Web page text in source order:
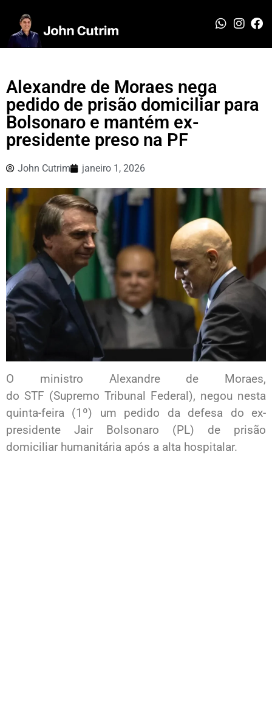
Alexandre de Moraes nega
pedido de prisão domiciliar para
Bolsonaro e mantém ex-
presidente preso na PF
John Cutrim janeiro 1, 2026
O ministro Alexandre de Moraes,
do STF (Supremo Tribunal Federal), negou nesta
quinta-feira (1º) um pedido da defesa do ex-
presidente Jair Bolsonaro (PL) de prisão
domiciliar humanitária após a alta hospitalar.